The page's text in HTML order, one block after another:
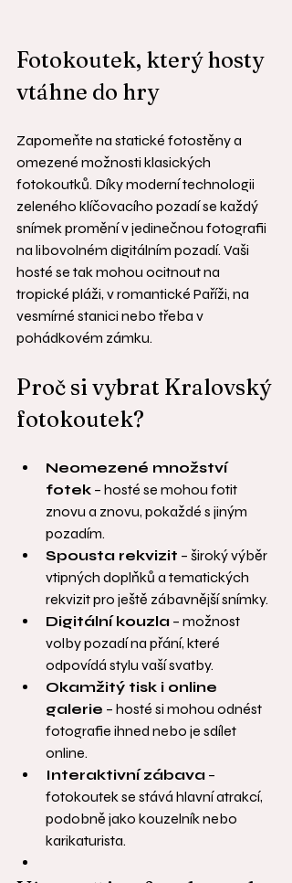
Fotokoutek, který hosty
vtáhne do hry
Zapomeňte na statické fotostěny a
omezené možnosti klasických
fotokoutků. Díky moderní technologii
zeleného klíčovacího pozadí se každý
snímek promění v jedinečnou fotografii
na libovolném digitálním pozadí. Vaši
hosté se tak mohou ocitnout na
tropické pláži, v romantické Paříži, na
vesmírné stanici nebo třeba v
pohádkovém zámku.
Proč si vybrat Kralovský
fotokoutek?
Neomezené množství
fotek – hosté se mohou fotit
znovu a znovu, pokaždé s jiným
pozadím.
Spousta rekvizit – široký výběr
vtipných doplňků a tematických
rekvizit pro ještě zábavnější snímky.
Digitální kouzla – možnost
volby pozadí na přání, které
odpovídá stylu vaší svatby.
Okamžitý tisk i online
galerie – hosté si mohou odnést
fotografie ihned nebo je sdílet
online.
Interaktivní zábava –
fotokoutek se stává hlavní atrakcí,
podobně jako kouzelník nebo
karikaturista.